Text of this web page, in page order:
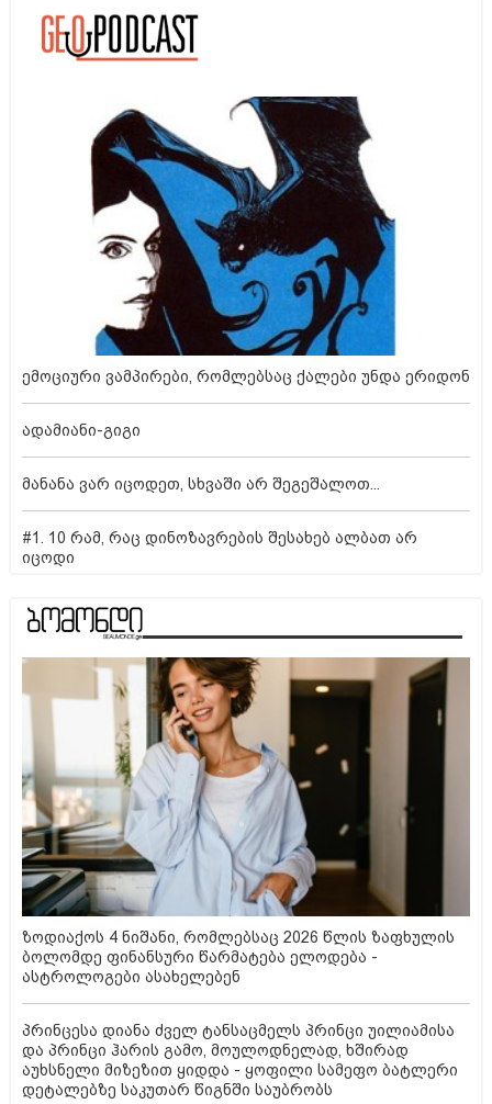
ემოციური ვამპირები, რომლებსაც ქალები უნდა ერიდონ
ადამიანი-გიგი
მანანა ვარ იცოდეთ, სხვაში არ შეგეშალოთ...
#1. 10 რამ, რაც დინოზავრების შესახებ ალბათ არ
იცოდი
ზოდიაქოს 4 ნიშანი, რომლებსაც 2026 წლის ზაფხულის
ბოლომდე ფინანსური წარმატება ელოდება -
ასტროლოგები ასახელებენ
პრინცესა დიანა ძველ ტანსაცმელს პრინცი უილიამისა
და პრინცი ჰარის გამო, მოულოდნელად, ხშირად
აუხსნელი მიზეზით ყიდდა - ყოფილი სამეფო ბატლერი
დეტალებზე საკუთარ წიგნში საუბრობს